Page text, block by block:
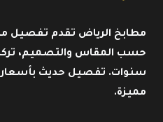
مطابخ الرياض تقدم تفصيل
سنوات. تفصيل حديث بأسعار
مميزة.